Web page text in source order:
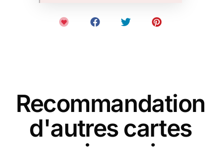
Recommandation
d'autres cartes